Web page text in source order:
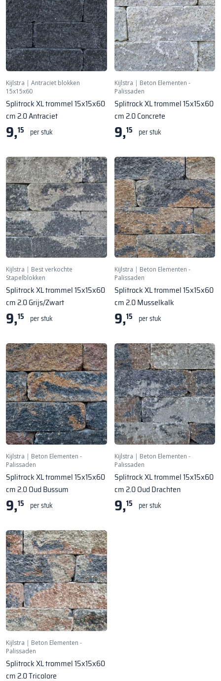
Kijlstra | Antraciet blokken
15x15x60
Splitrock XL trommel 15x15x60
cm 2.0 Antraciet
9,15 per stuk
Kijlstra | Beton Elementen -
Palissaden
Splitrock XL trommel 15x15x60
cm 2.0 Concrete
9,15 per stuk
Kijlstra | Best verkochte
Stapelblokken
Splitrock XL trommel 15x15x60
cm 2.0 Grijs/Zwart
9,15 per stuk
Kijlstra | Beton Elementen -
Palissaden
Splitrock XL trommel 15x15x60
cm 2.0 Musselkalk
9,15 per stuk
Kijlstra | Beton Elementen -
Palissaden
Splitrock XL trommel 15x15x60
cm 2.0 Oud Bussum
9,15 per stuk
Kijlstra | Beton Elementen -
Palissaden
Splitrock XL trommel 15x15x60
cm 2.0 Oud Drachten
9,15 per stuk
Kijlstra | Beton Elementen -
Palissaden
Splitrock XL trommel 15x15x60
cm 2.0 Tricolore